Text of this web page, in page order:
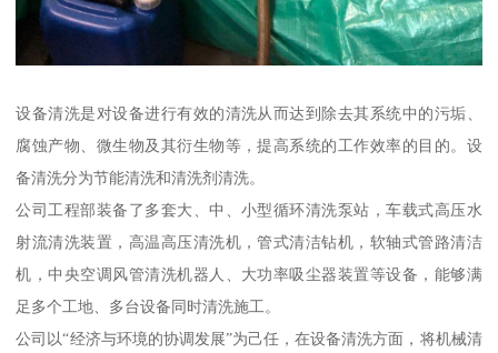
设备清洗是对设备进行有效的清洗从而达到除去其系统中的污垢、
腐蚀产物、微生物及其衍生物等，提高系统的工作效率的目的。设
备清洗分为节能清洗和清洗剂清洗。
公司工程部装备了多套大、中、小型循环清洗泵站，车载式高压水
射流清洗装置，高温高压清洗机，管式清洁钻机，软轴式管路清洁
机，中央空调风管清洗机器人、大功率吸尘器装置等设备，能够满
足多个工地、多台设备同时清洗施工。
公司以“经济与环境的协调发展”为己任，在设备清洗方面，将机械清